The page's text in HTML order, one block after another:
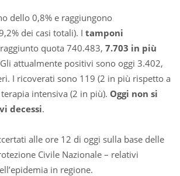
dello 0,8% e raggiungono
dei casi totali). I tamponi
quota 740.483, 7.703 in più
attualmente positivi sono oggi 3.402,
I ricoverati sono 119 (2 in più rispetto a
intensiva (2 in più). Oggi non si
decessi.
alle ore 12 di oggi sulla base delle
Civile Nazionale – relativi
in regione.